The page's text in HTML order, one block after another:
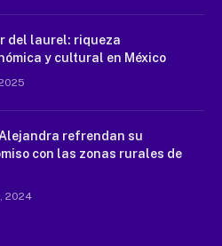
del laurel: riqueza
y cultural en México
refrendan su
con las zonas rurales de
2024